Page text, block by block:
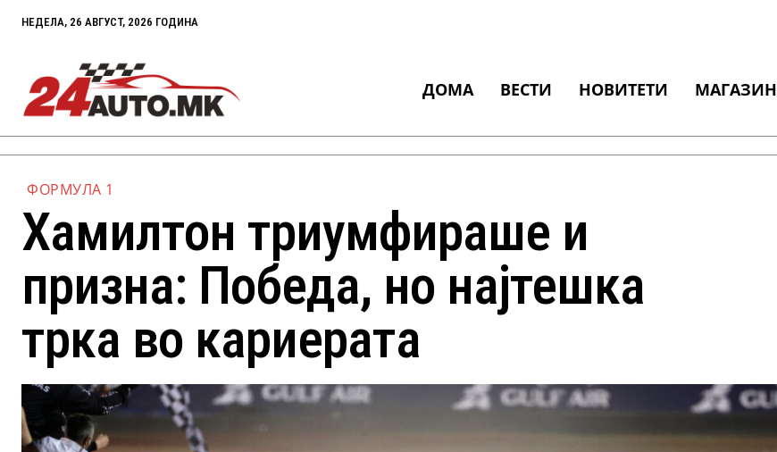
НЕДЕЛА, 26 АВГУСТ, 2026 ГОДИНА
ДОМА ВЕСТИ НОВИТЕТИ МАГАЗИН
ФОРМУЛА 1
Хамилтон триумфираше и
призна: Победа, но најтешка
трка во кариерата